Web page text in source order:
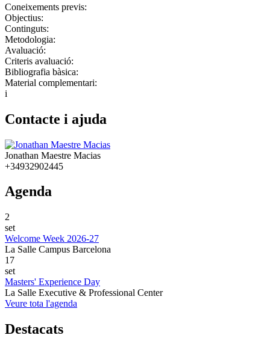
Coneixements previs:
Objectius:
Continguts:
Metodologia:
Avaluació:
Criteris avaluació:
Bibliografia bàsica:
Material complementari:
i
Contacte i ajuda
Jonathan Maestre Macias
+34932902445
Agenda
2
set
Welcome Week 2026-27
La Salle Campus Barcelona
17
set
Masters' Experience Day
La Salle Executive & Professional Center
Veure tota l'agenda
Destacats